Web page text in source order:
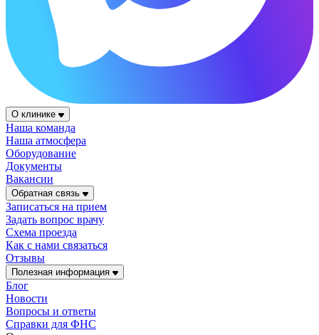
О клинике
Наша команда
Наша атмосфера
Оборудование
Документы
Вакансии
Обратная связь
Записаться на прием
Задать вопрос врачу
Схема проезда
Как с нами связаться
Отзывы
Полезная информация
Блог
Новости
Вопросы и ответы
Справки для ФНС